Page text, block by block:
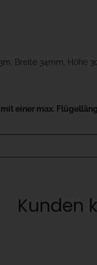
Breite 34mm, Höhe
einer max.
Kunden